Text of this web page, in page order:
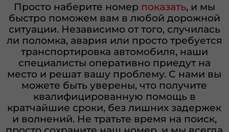
Просто наберите номер показать, и мы
быстро поможем вам в любой дорожной
ситуации. Независимо от того, случилась
ли поломка, авария или просто требуется
транспортировка автомобиля, наши
специалисты оперативно приедут на
место и решат вашу проблему. С нами вы
можете быть уверены, что получите
квалифицированную помощь в
кратчайшие сроки, без лишних задержек
и волнений. Не тратьте время на поиск,